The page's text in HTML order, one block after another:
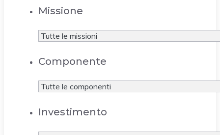
Missione
Componente
Investimento